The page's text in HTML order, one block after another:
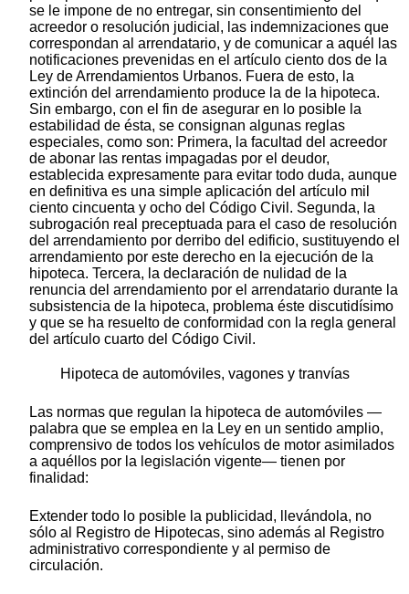
se le impone de no entregar, sin consentimiento del
acreedor o resolución judicial, las indemnizaciones que
correspondan al arrendatario, y de comunicar a aquél las
notificaciones prevenidas en el artículo ciento dos de la
Ley de Arrendamientos Urbanos. Fuera de esto, la
extinción del arrendamiento produce la de la hipoteca.
Sin embargo, con el fin de asegurar en lo posible la
estabilidad de ésta, se consignan algunas reglas
especiales, como son: Primera, la facultad del acreedor
de abonar las rentas impagadas por el deudor,
establecida expresamente para evitar todo duda, aunque
en definitiva es una simple aplicación del artículo mil
ciento cincuenta y ocho del Código Civil. Segunda, la
subrogación real preceptuada para el caso de resolución
del arrendamiento por derribo del edificio, sustituyendo el
arrendamiento por este derecho en la ejecución de la
hipoteca. Tercera, la declaración de nulidad de la
renuncia del arrendamiento por el arrendatario durante la
subsistencia de la hipoteca, problema éste discutidísimo
y que se ha resuelto de conformidad con la regla general
del artículo cuarto del Código Civil.
Hipoteca de automóviles, vagones y tranvías
Las normas que regulan la hipoteca de automóviles —
palabra que se emplea en la Ley en un sentido amplio,
comprensivo de todos los vehículos de motor asimilados
a aquéllos por la legislación vigente— tienen por
finalidad:
Extender todo lo posible la publicidad, llevándola, no
sólo al Registro de Hipotecas, sino además al Registro
administrativo correspondiente y al permiso de
circulación.